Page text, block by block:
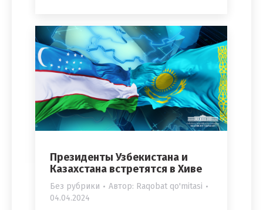
Президенты Узбекистана и
Казахстана встретятся в Хиве
Без рубрики Автор: Raqobat qo'mitasi
04.04.2024